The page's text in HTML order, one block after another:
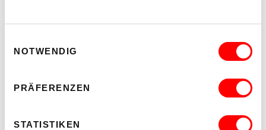
NOTWENDIG
PRÄFERENZEN
STATISTIKEN